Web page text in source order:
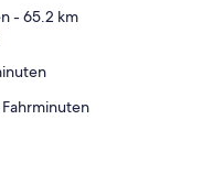
- 65.2 km
Fahrminuten